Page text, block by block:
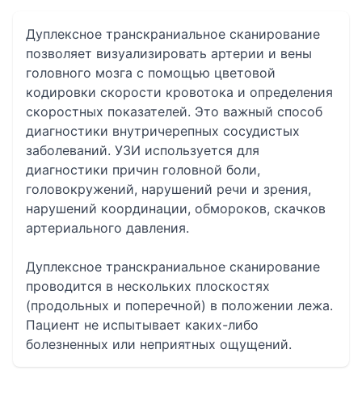
Дуплексное транскраниальное сканирование
позволяет визуализировать артерии и вены
головного мозга с помощью цветовой
кодировки скорости кровотока и определения
скоростных показателей. Это важный способ
диагностики внутричерепных сосудистых
заболеваний. УЗИ используется для
диагностики причин головной боли,
головокружений, нарушений речи и зрения,
нарушений координации, обмороков, скачков
артериального давления.
Дуплексное транскраниальное сканирование
проводится в нескольких плоскостях
(продольных и поперечной) в положении лежа.
Пациент не испытывает каких-либо
болезненных или неприятных ощущений.